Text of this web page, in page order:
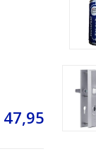
47,95